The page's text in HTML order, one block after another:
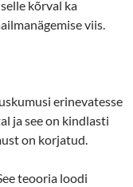
kõrval ka
viis.
erinevatesse
ja see on kindlasti
on korjatud.
teooria loodi